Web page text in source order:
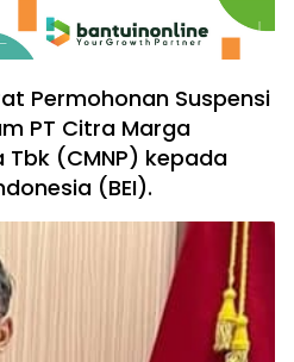
Permohonan Suspensi
PT Citra Marga
Tbk (CMNP) kepada
(BEI).